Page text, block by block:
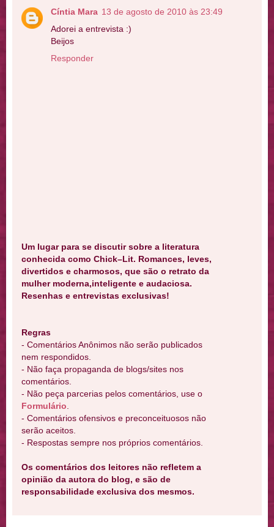
Cíntia Mara 13 de agosto de 2010 às 23:49
Adorei a entrevista :)
Beijos
Responder
Um lugar para se discutir sobre a literatura
conhecida como Chick–Lit. Romances, leves,
divertidos e charmosos, que são o retrato da
mulher moderna,inteligente e audaciosa.
Resenhas e entrevistas exclusivas!
Regras
- Comentários Anônimos não serão publicados
nem respondidos.
- Não faça propaganda de blogs/sites nos
comentários.
- Não peça parcerias pelos comentários, use o
Formulário
- Comentários ofensivos e preconceituosos não
serão aceitos.
- Respostas sempre nos próprios comentários.
Os comentários dos leitores não refletem a
opinião da autora do blog, e são de
responsabilidade exclusiva dos mesmos.